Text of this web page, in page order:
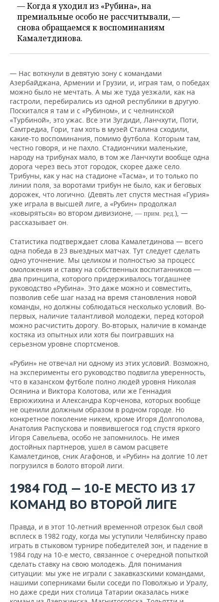
— Когда я уходил из «Рубина», на
премиальные особо не рассчитывали, —
снова обращаемся к воспоминаниям
Камалетдинова.
— Нас воткнули в девятую зону с командами
Азербайджана, Армении и Грузии, и, играя там, о победах
можно было не мечтать. А мы же туда уезжали, как на
гастроли, перебирались из одной республики в другую.
Поскитался я там и с «Рубином», и с челнинской
«Турбиной», это ужас. Все эти Зугдиди, Ланчхути, Поти,
Самтредиа, Гори, там хоть в музей Сталина сходили,
какие-то воспоминания, помимо футбола. Которым там,
честно говоря, и не пахло. Стадиончики маленькие,
народу на трибунах мало, в том же Ланчхути вообще одна
дорога через весь этот городок, скорее даже село.
Трибуны, как у нас на стадионе «Тасма», и то только по
линии поля, за воротами трибун не было, как и беговых
дорожек, что логично. (Девять лет спустя местная «Гурия»
уже играла в высшей лиге, а «Рубин» продолжал
«ковыряться» во втором дивизионе, — прим. ред.), —
рассказывает он.
Статистика подтверждает слова Камалетдинова — всего
одна победа в 23 выездных матчах. Тут следует сделать
одно уточнение. Мы целиком и полностью за процесс
омоложения и ставку на собственных воспитанников —
два принципа, которого придерживалось тогдашнее
руководство «Рубина». Это даже можно и совместить,
позволив себе шаг назад на время становления новой
команды, но должны соблюдаться несколько условий. Во-
первых, наличие талантливой молодежи, перед которой
можно расчистить дорогу. Во-вторых, наличие в команде
костяка из опытных или хотя бы поигравших на
серьезном уровне спортсменов.
«Рубин» не отвечал ни одному из этих условий. Возможно,
на эксперименты его руководство подвигла уверенность,
что в казанском футболе полно людей уровня Николая
Осянина и Виктора Колотова, или же Геннадия
Еврюжихина и Александра Корченова, которых вообще
не оценили должным образом в родном городе. Но
конкретное поколение никем, кроме Игоря Долгополова,
Анатолия Распускова и появившегося год спустя яркого
Игоря Савельева, особо не запомнилось. Не имея
достойных партнеров, ушел в самом расцвете
Камалетдинов, сник Агафонов, и «Рубин» на долгие 10 лет
погрузился в болото второй лиги.
1984 ГОД — 10-Е МЕСТО ИЗ 17
КОМАНД ВО ВТОРОЙ ЛИГЕ
Правда, и в этот 10-летний временной отрезок был свой
всплеск в 1982 году, когда мы уступили Челябинску право
играть в стыковом турнире победителей зон, и падение в
1984 году на 10-е место, связанное с очередной попыткой
сделать ставку на свою молодежь. Для понимания
ситуации: мы уже не играли с закавказскими командами,
нашими соперниками были соседи по Поволжью и Уралу,
но даже среди них столица Татарии оказалась ниже